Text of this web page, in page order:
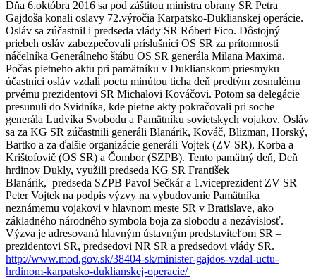
Dňa 6.októbra 2016 sa pod záštitou ministra obrany SR Petra
Gajdoša konali oslavy 72.výročia Karpatsko-Duklianskej operácie.
Osláv sa zúčastnil i predseda vlády SR Róbert Fico. Dôstojný
priebeh osláv zabezpečovali príslušníci OS SR za prítomnosti
náčelníka Generálneho štábu OS SR generála Milana Maxima.
Počas pietneho aktu pri pamätníku v Duklianskom priesmyku
účastníci osláv vzdali poctu minútou ticha deň predtým zosnulému
prvému prezidentovi SR Michalovi Kováčovi. Potom sa delegácie
presunuli do Svidníka, kde pietne akty pokračovali pri soche
generála Ludvíka Svobodu a Pamätníku sovietskych vojakov. Osláv
sa za KG SR zúčastnili generáli Blanárik, Kováč, Blizman, Horský,
Bartko a za ďalšie organizácie generáli Vojtek (ZV SR), Korba a
Krištofovič (OS SR) a Čombor (SZPB). Tento pamätný deň, Deň
hrdinov Dukly, využili predseda KG SR František
Blanárik, predseda SZPB Pavol Sečkár a 1.viceprezident ZV SR
Peter Vojtek na podpis výzvy na vybudovanie Pamätníka
neznámemu vojakovi v hlavnom meste SR v Bratislave, ako
základného národného symbola boja za slobodu a nezávislosť.
Výzva je adresovaná hlavným ústavným predstaviteľom SR –
prezidentovi SR, predsedovi NR SR a predsedovi vlády SR.
http://www.mod.gov.sk/38404-sk/minister-gajdos-vzdal-uctu-
hrdinom-karpatsko-duklianskej-operacie/